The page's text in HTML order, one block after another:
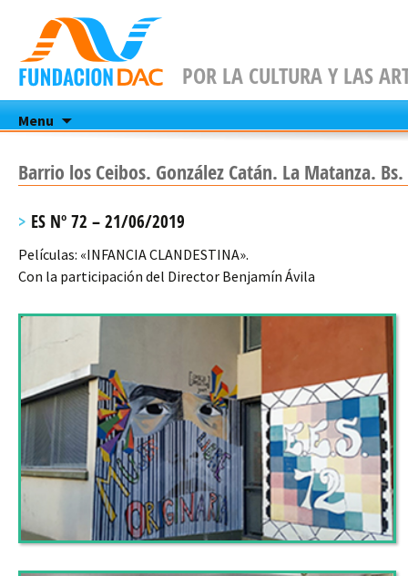
POR LA CULTURA Y LAS
Menu
Skip
to
Barrio los Ceibos. González Catán. La Matanza.
ES Nº 72 – 21/06/2019
Películas: «INFANCIA CLANDESTINA».
Con la participación del Director Benjamín Ávila